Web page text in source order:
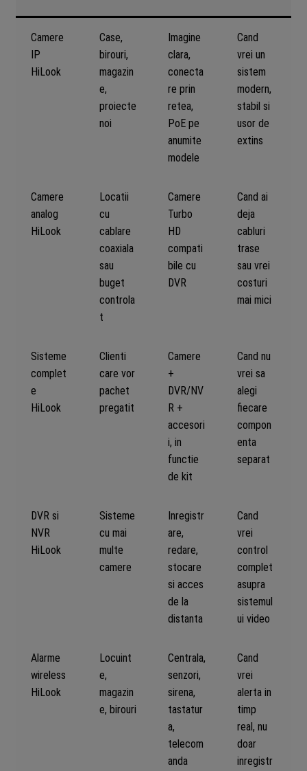
Camere
IP
HiLook
Case,
birouri,
magazin
e,
proiecte
noi
Imagine
clara,
conecta
re prin
retea,
PoE pe
anumite
modele
Cand
vrei un
sistem
modern,
stabil si
usor de
extins
Camere
analog
HiLook
Locatii
cu
cablare
coaxiala
sau
buget
controla
t
Camere
Turbo
HD
compati
bile cu
DVR
Cand ai
deja
cabluri
trase
sau vrei
costuri
mai mici
Sisteme
complet
e
HiLook
Clienti
care vor
pachet
pregatit
Camere
+
DVR/NV
R +
accesori
i, in
functie
de kit
Cand nu
vrei sa
alegi
fiecare
compon
enta
separat
DVR si
NVR
HiLook
Sisteme
cu mai
multe
camere
Inregistr
are,
redare,
stocare
si acces
de la
distanta
Cand
vrei
control
complet
asupra
sistemul
ui video
Alarme
wireless
HiLook
Locuint
e,
magazin
e, birouri
Centrala,
senzori,
sirena,
tastatur
a,
telecom
anda
Cand
vrei
alerta in
timp
real, nu
doar
inregistr